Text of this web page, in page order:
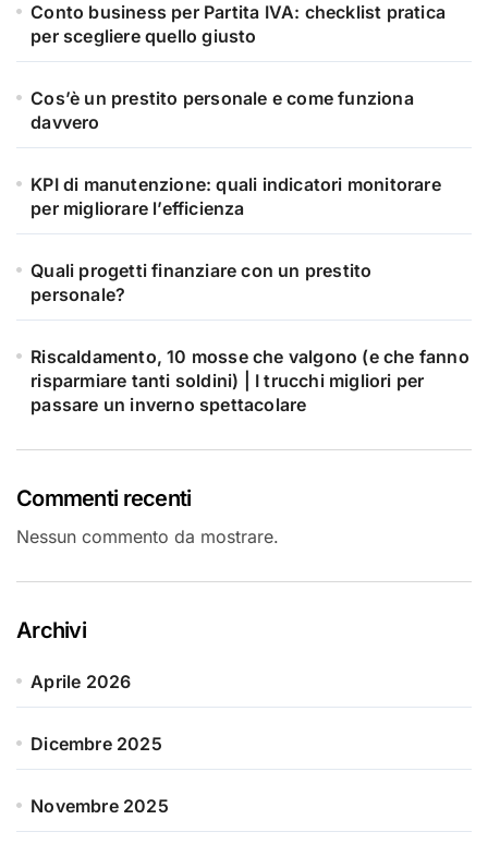
Conto business per Partita IVA: checklist pratica
per scegliere quello giusto
Cos’è un prestito personale e come funziona
davvero
KPI di manutenzione: quali indicatori monitorare
per migliorare l’efficienza
Quali progetti finanziare con un prestito
personale?
Riscaldamento, 10 mosse che valgono (e che fanno
risparmiare tanti soldini) | I trucchi migliori per
passare un inverno spettacolare
Commenti recenti
Nessun commento da mostrare.
Archivi
Aprile 2026
Dicembre 2025
Novembre 2025